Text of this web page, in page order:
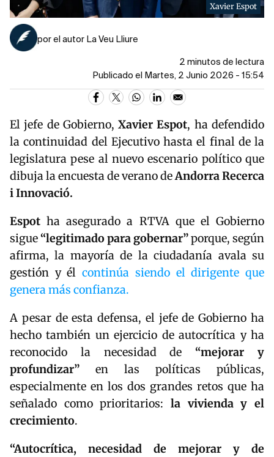
Xavier Espot
por el autor La Veu Lliure
2 minutos de lectura
Publicado el Martes, 2 Junio 2026 - 15:54
El jefe de Gobierno,Xavier Espot, ha defendido
la continuidad del Ejecutivo hasta el final de la
legislatura pese al nuevo escenario político que
dibuja la encuesta de verano deAndorra Recerca
i Innovació.
Espot ha asegurado a RTVA que el Gobierno
sigue “legitimado para gobernar”porque, según
afirma, la mayoría de la ciudadanía avala su
gestión y él continúa siendo el dirigente que
genera más confianza.
A pesar de esta defensa, el jefe de Gobierno ha
hecho también un ejercicio de autocrítica y ha
reconocido la necesidad de “mejorar y
profundizar” en las políticas públicas,
especialmente en los dos grandes retos que ha
señalado como prioritarios: la vivienda y el
crecimiento.
“Autocrítica, necesidad de mejorar y de